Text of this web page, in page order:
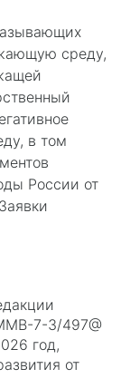
среду,
в том
России от
7-3/497@
год,
от